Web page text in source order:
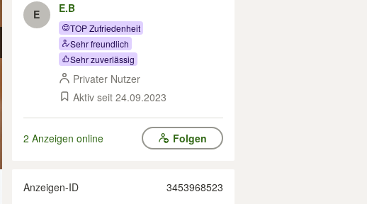
E E.B
TOP Zufriedenheit
Sehr freundlich
Sehr zuverlässig
Privater Nutzer
Aktiv seit 24.09.2023
2 Anzeigen online Folgen
Anzeigen-ID 3453968523